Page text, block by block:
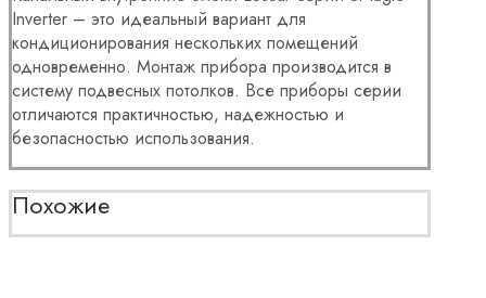
Inverter – это идеальный вариант для
кондиционирования нескольких помещений
одновременно. Монтаж прибора производится в
систему подвесных потолков. Все приборы серии
отличаются практичностью, надежностью и
безопасностью использования.
Похожие